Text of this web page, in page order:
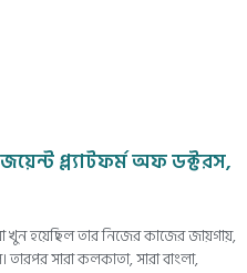
প্ল্যাটফর্ম অফ ডক্টরস,
হয়েছিল তার নিজের কাজের জায়গায়,
সারা কলকাতা, সারা বাংলা,